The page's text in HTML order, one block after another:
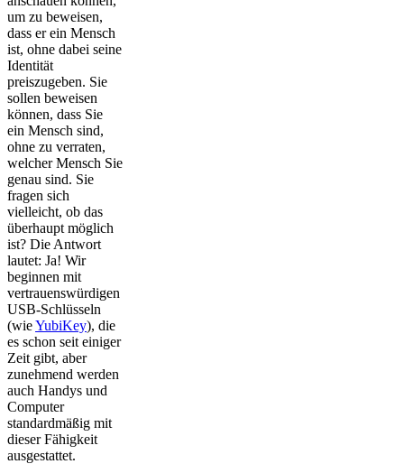
um zu beweisen,
dass er ein Mensch
ist, ohne dabei seine
Identität
preiszugeben. Sie
sollen beweisen
können, dass Sie
ein Mensch sind,
ohne zu verraten,
welcher Mensch Sie
genau sind. Sie
fragen sich
vielleicht, ob das
überhaupt möglich
ist? Die Antwort
lautet: Ja! Wir
beginnen mit
vertrauenswürdigen
USB-Schlüsseln
(wieYubiKey), die
es schon seit einiger
Zeit gibt, aber
zunehmend werden
auch Handys und
Computer
standardmäßig mit
dieser Fähigkeit
ausgestattet.